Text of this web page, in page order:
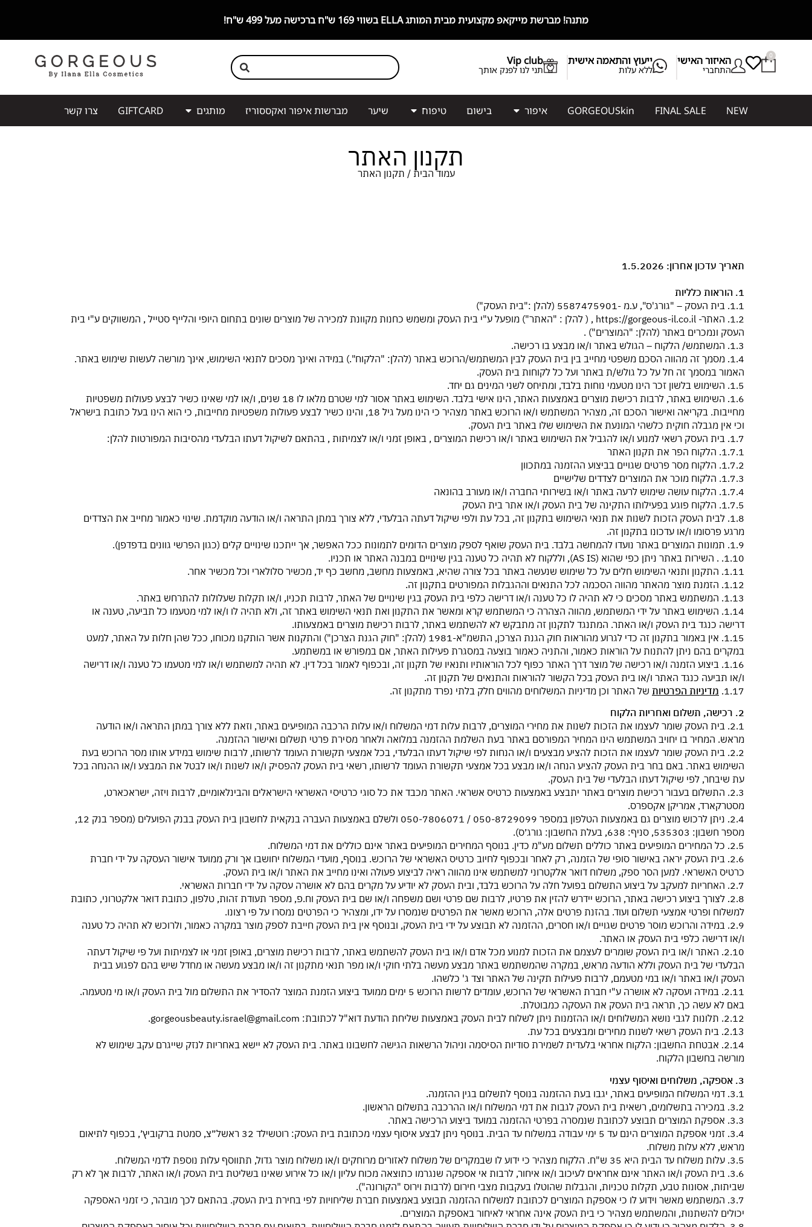
מתנה! מברשת מייקאפ מקצועית מבית המותג ELLA בשווי 169 ש"ח ברכישה מעל 499 ש"ח!
0 האיזור האישי
התחברי
ייעוץ והתאמה אישית
ללא עלות
Vip club
תני לנו לפנק אותך
NEW
FINAL SALE
GORGEOUSkin איפור בישום טיפוח שיער מברשות איפור ואקססוריז מותגים GIFTCARD צרו קשר
תקנון האתר
עמוד הבית / תקנון האתר
תאריך עדכון אחרון: 1.5.2026
1. הוראות כלליות
1.1. בית העסק – "גורג'ס", ע.מ -5587475901 (להלן :"בית העסק")
1.2. האתר- https://gorgeous-il.co.il , ( להלן : "האתר") מופעל ע"י בית העסק ומשמש כחנות מקוונת למכירה של מוצרים שונים בתחום היופי והלייף סטייל , המשווקים ע"י בית
העסק ונמכרים באתר (להלן: "המוצרים") .
1.3. המשתמש/ הלקוח – הגולש באתר ו/או מבצע בו רכישה.
1.4. מסמך זה מהווה הסכם משפטי מחייב בין בית העסק לבין המשתמש/הרוכש באתר (להלן: "הלקוח".) במידה ואינך מסכים לתנאי השימוש, אינך מורשה לעשות שימוש באתר.
האמור במסמך זה חל על כל גולש/ת באתר ועל כל לקוחות בית העסק.
1.5. השימוש בלשון זכר הינו מטעמי נוחות בלבד, ומתיחס לשני המינים גם יחד.
1.6. השימוש באתר, לרבות רכישת מוצרים באמצעות האתר, הינו אישי בלבד. השימוש באתר אסור למי שטרם מלאו לו 18 שנים, ו/או למי שאינו כשיר לבצע פעולות משפטיות
מחייבות. בקריאה ואישור הסכם זה, מצהיר המשתמש ו/או הרוכש באתר מצהיר כי הינו מעל גיל 18, והינו כשיר לבצע פעולות משפטיות מחייבות, כי הוא הינו בעל כתובת בישראל
וכי אין מגבלה חוקית כלשהי המונעת את השימוש שלו באתר בית העסק.
1.7. בית העסק רשאי למנוע ו/או להגביל את השימוש באתר ו/או רכישת המוצרים , באופן זמני ו/או לצמיתות , בהתאם לשיקול דעתו הבלעדי מהסיבות המפורטות להלן:
1.7.1. הלקוח הפר את תקנון האתר
1.7.2. הלקוח מסר פרטים שגויים בביצוע ההזמנה במתכוון
1.7.3. הלקוח מוכר את המוצרים לצדדים שלישיים
1.7.4. הלקוח עושה שימוש לרעה באתר ו/או בשירותי החברה ו/או מעורב בהונאה
1.7.5. הלקוח פוגע בפעילותו התקינה של בית העסק ו/או אתר בית העסק
1.8. לבית העסק הזכות לשנות את תנאי השימוש בתקנון זה, בכל עת ולפי שיקול דעתה הבלעדי, ללא צורך במתן התראה ו/או הודעה מוקדמת. שינוי כאמור מחייב את הצדדים
מרגע פרסומו ו/או עדכונו בתקנון זה.
1.9. תמונות המוצרים באתר נועדו להמחשה בלבד. בית העסק שואף לספק מוצרים הדומים לתמונות ככל האפשר, אך ייתכנו שינויים קלים (כגון הפרשי גוונים בדפדפן).
1.10. . השירות באתר ניתן כפי שהוא (AS IS), וללקוח לא תהיה כל טענה בגין שינויים במבנה האתר או תכניו.
1.11. התקנון ותנאי השימוש חלים על כל שימוש שנעשה באתר בכל צורה שהיא, באמצעות מחשב, מחשב כף יד, מכשיר סלולארי וכל מכשיר אחר.
1.12. הזמנת מוצר מהאתר מהווה הסכמה לכל התנאים וההגבלות המפורטים בתקנון זה.
1.13. המשתמש באתר מסכים כי לא תהיה לו כל טענה ו/או דרישה כלפי בית העסק בגין שינויים של האתר, לרבות תכניו, ו/או תקלות שעלולות להתרחש באתר.
1.14. השימוש באתר על ידי המשתמש, מהווה הצהרה כי המשתמש קרא ומאשר את התקנון ואת תנאי השימוש באתר זה, ולא תהיה לו ו/או למי מטעמו כל תביעה, טענה או
דרישה כנגד בית העסק ו/או האתר. המתנגד לתקנון זה מתבקש לא להשתמש באתר, לרבות רכישת מוצרים באמצעותו.
1.15. אין באמור בתקנון זה כדי לגרוע מהוראות חוק הגנת הצרכן, התשמ"א-1981 (להלן: "חוק הגנת הצרכן") והתקנות אשר הותקנו מכוחו, ככל שהן חלות על האתר, למעט
במקרים בהם ניתן להתנות על הוראות כאמור, והתניה כאמור בוצעה במסגרת פעילות האתר, אם במפורש או במשתמע.
1.16. ביצוע הזמנה ו/או רכישה של מוצר דרך האתר כפוף לכל הוראותיו ותנאיו של תקנון זה, ובכפוף לאמור בכל דין. לא תהיה למשתמש ו/או למי מטעמו כל טענה ו/או דרישה
ו/או תביעה כנגד האתר ו/או בית העסק בכל הקשור להוראות והתנאים של תקנון זה.
1.17. מדיניות הפרטיות של האתר וכן מדיניות המשלוחים מהווים חלק בלתי נפרד מתקנון זה.
2. רכישה, תשלום ואחריות הלקוח
2.1. בית העסק שומר לעצמו את הזכות לשנות את מחירי המוצרים, לרבות עלות דמי המשלוח ו/או עלות הרכבה המופיעים באתר, וזאת ללא צורך במתן התראה ו/או הודעה
מראש. המחיר בו יחויב המשתמש הינו המחיר המפורסם באתר בעת השלמת ההזמנה במלואה ולאחר מסירת פרטי תשלום ואישור ההזמנה.
2.2. בית העסק שומר לעצמו את הזכות להציע מבצעים ו/או הנחות לפי שיקול דעתו הבלעדי, בכל אמצעי תקשורת העומד לרשותו, לרבות שימוש במידע אותו מסר הרוכש בעת
השימוש באתר. באם בחר בית העסק להציע הנחה ו/או מבצע בכל אמצעי תקשורת העומד לרשותו, רשאי בית העסק להפסיק ו/או לשנות ו/או לבטל את המבצע ו/או ההנחה בכל
עת שיבחר, לפי שיקול דעתו הבלעדי של בית העסק.
2.3. התשלום בעבור רכישת מוצרים באתר יתבצע באמצעות כרטיס אשראי. האתר מכבד את כל סוגי כרטיסי האשראי הישראלים והבינלאומיים, לרבות ויזה, ישראכארט,
מסטרקארד, אמריקן אקספרס.
2.4. ניתן לרכוש מוצרים גם באמצעות הטלפון במספר 050-8729099 / 050-7806071 ולשלם באמצעות העברה בנקאית לחשבון בית העסק בבנק הפועלים (מספר בנק 12,
מספר חשבון: 535303, סניף: 638, בעלת החשבון: גורג׳ס).
2.5. כל המחירים המופיעים באתר כוללים תשלום מע"מ כדין. בנוסף המחירים המופיעים באתר אינם כוללים את דמי המשלוח.
2.6. בית העסק יראה באישור סופי של הזמנה, רק לאחר ובכפוף לחיוב כרטיס האשראי של הרוכש. בנוסף, מועדי המשלוח יחושבו אך ורק ממועד אישור העסקה על ידי חברת
כרטיס האשראי. למען הסר ספק, משלוח דואר אלקטרוני למשתמש אינו מהווה ראיה לביצוע פעולה ואינו מחייב את האתר ו/או בית העסק.
2.7. האחריות למעקב על ביצוע התשלום בפועל חלה על הרוכש בלבד, ובית העסק לא יודיע על מקרים בהם לא אושרה עסקה על ידי חברות האשראי.
2.8. לצורך ביצוע רכישה באתר, הרוכש יידרש להזין את פרטיו, לרבות שם פרטי ושם משפחה ו/או שם בית העסק וח.פ, מספר תעודת זהות, טלפון, כתובת דואר אלקטרוני, כתובת
למשלוח ופרטי אמצעי תשלום ועוד. בהזנת פרטים אלה, הרוכש מאשר את הפרטים שנמסרו על ידו, ומצהיר כי הפרטים נמסרו על פי רצונו.
2.9. במידה והרוכש מוסר פרטים שגויים ו/או חסרים, ההזמנה לא תבוצע על ידי בית העסק, ובנוסף אין בית העסק חייבת לספק מוצר במקרה כאמור, ולרוכש לא תהיה כל טענה
ו/או דרישה כלפי בית העסק או האתר.
2.10. האתר ו/או בית העסק שומרים לעצמם את הזכות למנוע מכל אדם ו/או בית העסק להשתמש באתר, לרבות רכישת מוצרים, באופן זמני או לצמיתות ועל פי שיקול דעתה
הבלעדי של בית העסק וללא הודעה מראש, במקרה שהמשתמש באתר מבצע מעשה בלתי חוקי ו/או מפר תנאי מתקנון זה ו/או מבצע מעשה או מחדל שיש בהם לפגוע בבית
העסק ו/או באתר ו/או במי מטעמם, לרבות פעילות תקינה של האתר וצד ג' כלשהו.
2.11. במידה ועסקה לא אושרה ע"י חברת האשראי של הרוכש, עומדים לרשות הרוכש 5 ימים ממועד ביצוע הזמנת המוצר להסדיר את התשלום מול בית העסק ו/או מי מטעמה.
באם לא עשה כך, תראה בית העסק את העסקה כמבוטלת.
2.12. תלונות לגבי נושא המשלוחים ו/או ההזמנות ניתן לשלוח לבית העסק באמצעות שליחת הודעת דוא"ל לכתובת:
gorgeousbeauty.israel@gmail.com
.
2.13. בית העסק רשאי לשנות מחירים ומבצעים בכל עת.
2.14. אבטחת החשבון: הלקוח אחראי בלעדית לשמירת סודיות הסיסמה וניהול הרשאות הגישה לחשבונו באתר. בית העסק לא יישא באחריות לנזק שייגרם עקב שימוש לא
מורשה בחשבון הלקוח.
3. אספקה, משלוחים ואיסוף עצמי
3.1. דמי המשלוח המופיעים באתר, יגבו בעת ההזמנה בנוסף לתשלום בגין ההזמנה.
3.2. במכירה בתשלומים, רשאית בית העסק לגבות את דמי המשלוח ו/או ההרכבה בתשלום הראשון.
3.3. אספקת המוצרים תבוצע לכתובת שנמסרה בפרטי ההזמנה במועד ביצוע הרכישה באתר.
3.4. זמני אספקת המוצרים הינם עד 5 ימי עבודה במשלוח עד הבית. בנוסף ניתן לבצע איסוף עצמי מכתובת בית העסק: רוטשילד 32 ראשל״צ, סמטת ברקוביץ׳, בכפוף לתיאום
מראש, ללא עלות משלוח.
3.5. עלות משלוח עד הבית היא 35 ש"ח. הלקוח מצהיר כי ידוע לו שבמקרים של משלוח לאזורים מרוחקים ו/או משלוח מוצר גדול, תתווסף עלות נוספת לדמי המשלוח.
3.6. בית העסק ו/או האתר אינם אחראים לעיכוב ו/או איחור, לרבות אי אספקה שנגרמו כתוצאה מכוח עליון ו/או כל אירוע שאינו בשליטת בית העסק ו/או האתר, לרבות אך לא רק
שביתות, אסונות טבע, תקלות טכניות, והגבלות שהוטלו בעקבות מצבי חירום (לרבות וירוס "הקורונה").
3.7. המשתמש מאשר וידוע לו כי אספקת המוצרים לכתובת למשלוח ההזמנה תבוצע באמצעות חברת שליחויות לפי בחירת בית העסק. בהתאם לכך מובהר, כי זמני האספקה
יכולים להשתנות, והמשתמש מצהיר כי בית העסק אינה אחראי לאיחור באספקת המוצרים.